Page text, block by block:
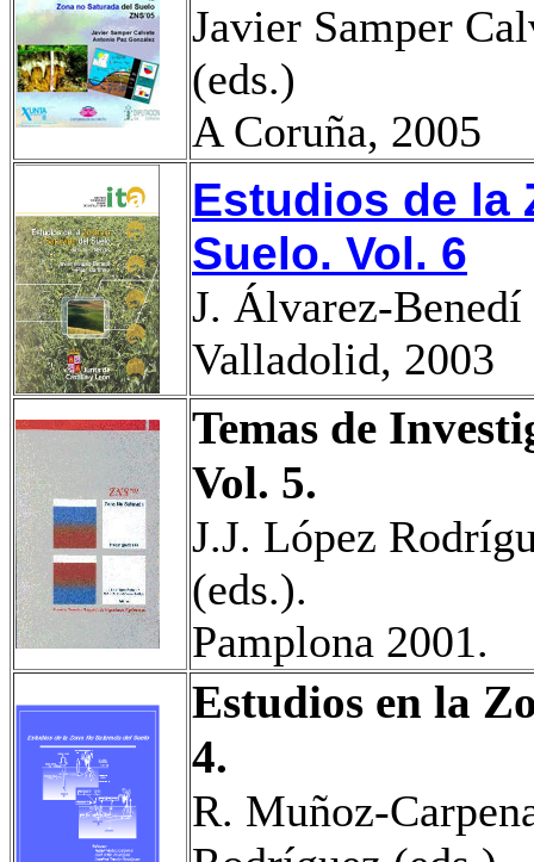
Javier Samper
(eds.)
A Coruña, 2005
Estudios de la
Suelo. Vol. 6
J. Álvarez-Benedí
Valladolid, 2003
Temas de
Vol. 5.
J.J. López
(eds.).
Pamplona 2001.
Estudios en la
4.
R. Muñoz-